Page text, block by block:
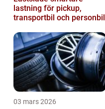
lastning för pickup,
transportbil och personbil
03 mars 2026